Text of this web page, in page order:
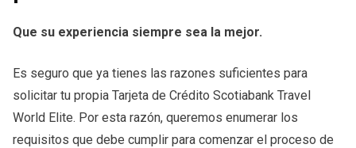
Que su experiencia siempre sea la mejor.
Es seguro que ya tienes las razones suficientes para
solicitar tu propia Tarjeta de Crédito Scotiabank Travel
World Elite. Por esta razón, queremos enumerar los
requisitos que debe cumplir para comenzar el proceso de